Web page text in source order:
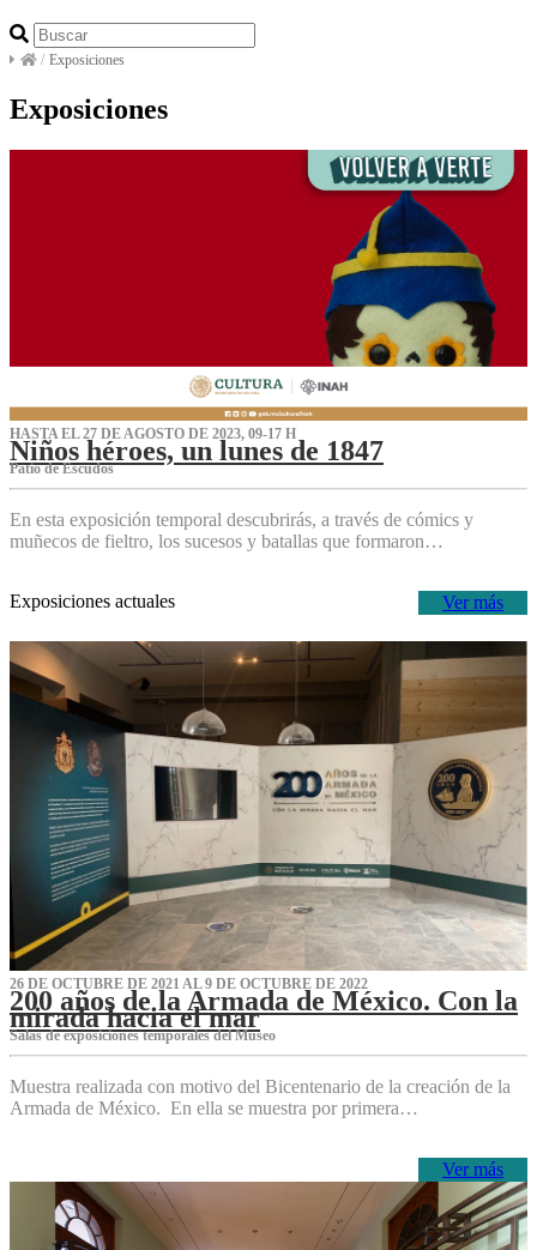
/ Exposiciones
Exposiciones
HASTA EL 27 DE AGOSTO DE 2023, 09-17 H
Niños héroes, un lunes de 1847
Patio de Escudos
En esta exposición temporal descubrirás, a través de cómics y
muñecos de fieltro, los sucesos y batallas que formaron…
Ver más
Exposiciones actuales
26 DE OCTUBRE DE 2021 AL 9 DE OCTUBRE DE 2022
200 años de la Armada de México. Con la
mirada hacia el mar
Salas de exposiciones temporales del Museo‌
Muestra realizada con motivo del Bicentenario de la creación de la
Armada de México. En ella se muestra por primera…
Ver más